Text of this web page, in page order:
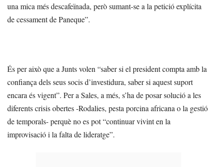
una mica més descafeïnada, però sumant-se a la petició explícita
de cessament de Paneque”.
És per això que a Junts volen “saber si el president compta amb la
confiança dels seus socis d’investidura, saber si aquest suport
encara és vigent”. Per a Sales, a més, s’ha de posar solució a les
diferents crisis obertes -Rodalies, pesta porcina africana o la gestió
de temporals- perquè no es pot “continuar vivint en la
improvisació i la falta de lideratge”.